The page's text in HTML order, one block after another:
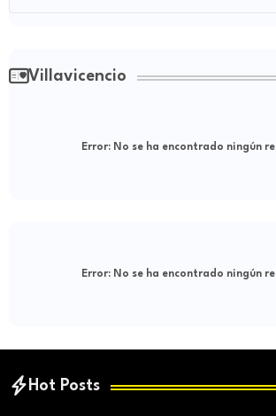
Villavicencio
Error:No se ha encontrado ningún
Error:No se ha encontrado ningún
Hot Posts